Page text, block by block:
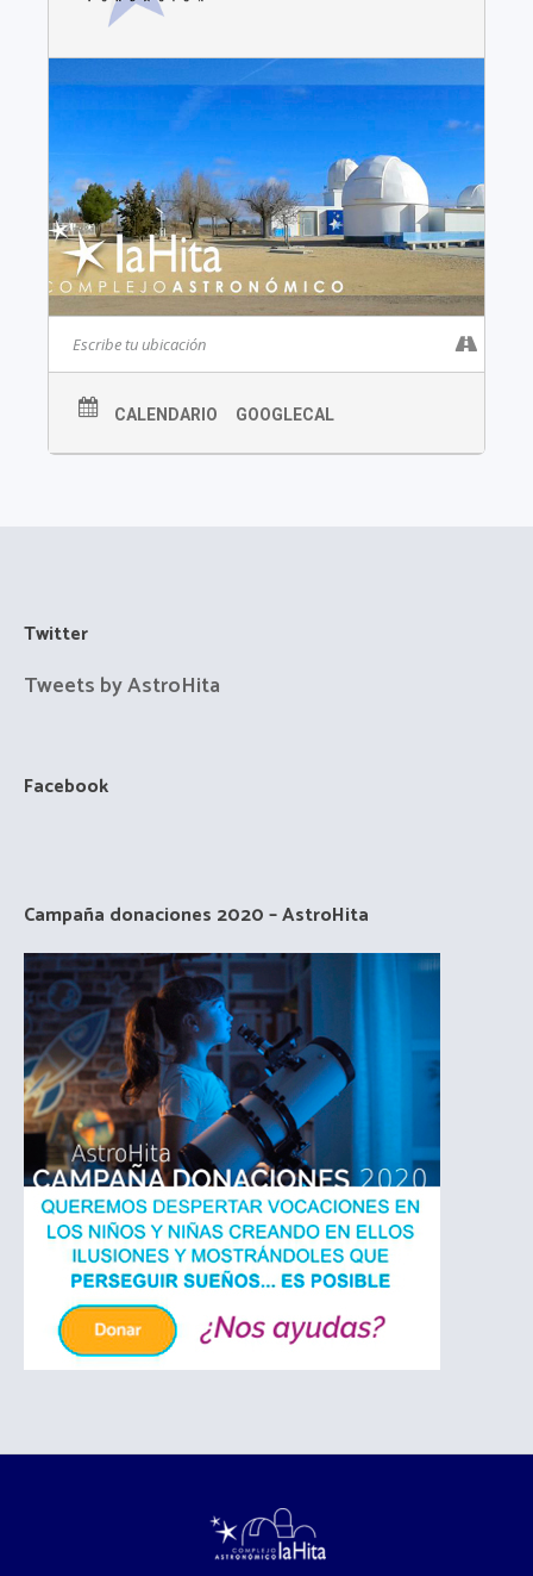
CALENDARIO GOOGLECAL
Twitter
Tweets by AstroHita
Facebook
Campaña donaciones 2020 – AstroHita